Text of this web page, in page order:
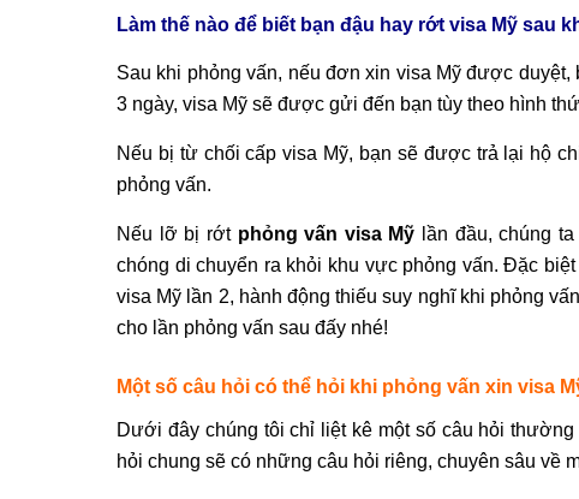
Làm thế nào để biết bạn đậu hay rớt visa Mỹ sau
Sau khi phỏng vấn, nếu đơn xin visa Mỹ được
3 ngày, visa Mỹ sẽ được gửi đến bạn tùy theo hình
Nếu bị từ chối cấp visa Mỹ, bạn sẽ được trả lại hộ
phỏng vấn.
Nếu lỡ bị rớt phỏng vấn visa Mỹ lần đầu, chúng
chóng di chuyển ra khỏi khu vực phỏng vấn. Đặc
visa Mỹ lần 2, hành động thiếu suy nghĩ khi phỏng
cho lần phỏng vấn sau đấy nhé!
Một số câu hỏi có thể hỏi khi phỏng vấn xin visa
Dưới đây chúng tôi chỉ liệt kê một số câu hỏi thường
hỏi chung sẽ có những câu hỏi riêng, chuyên sâu về